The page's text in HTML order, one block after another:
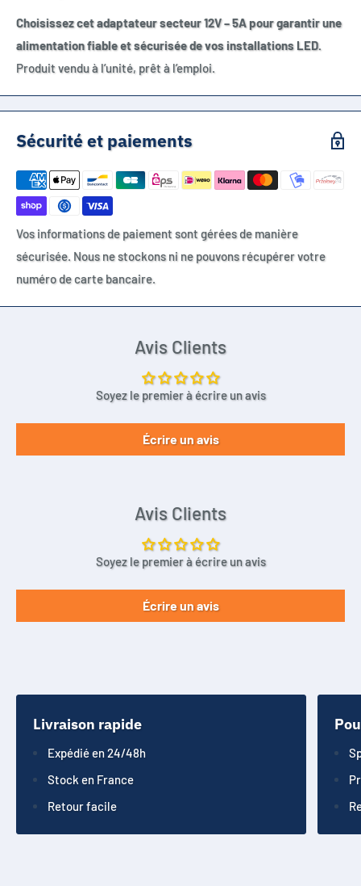
Choisissez cet adaptateur secteur 12V – 5A pour garantir une
alimentation fiable et sécurisée de vos installations LED.
Produit vendu à l’unité, prêt à l’emploi.
Sécurité et paiements
Vos informations de paiement sont gérées de manière
sécurisée. Nous ne stockons ni ne pouvons récupérer votre
numéro de carte bancaire.
Avis Clients
Soyez le premier à écrire un avis
Écrire un avis
Avis Clients
Soyez le premier à écrire un avis
Écrire un avis
Livraison rapide
Expédié en 24/48h
Stock en France
Retour facile